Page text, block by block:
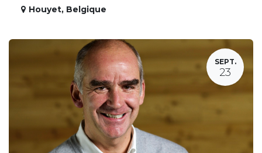
Houyet, Belgique
SEPT.
23